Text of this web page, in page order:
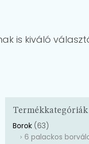
is kiváló
Termékkategóriák
Borok (63)
6 palackos